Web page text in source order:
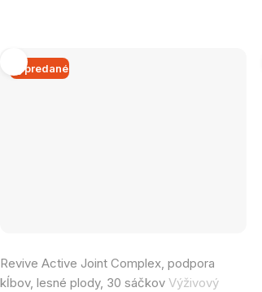
Vypredané
Revive Active Joint Complex, podpora
kĺbov, lesné plody, 30 sáčkov Výživový